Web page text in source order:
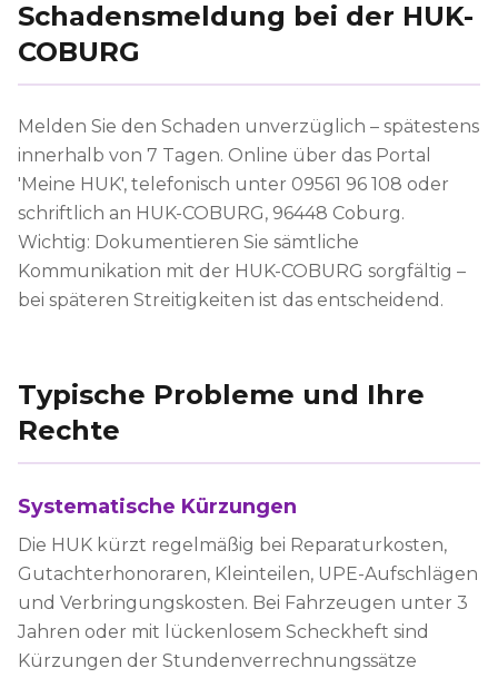
Schadensmeldung bei der HUK-
COBURG
Melden Sie den Schaden unverzüglich – spätestens
innerhalb von 7 Tagen. Online über das Portal
'Meine HUK', telefonisch unter 09561 96 108 oder
schriftlich an HUK-COBURG, 96448 Coburg.
Wichtig: Dokumentieren Sie sämtliche
Kommunikation mit der HUK-COBURG sorgfältig –
bei späteren Streitigkeiten ist das entscheidend.
Typische Probleme und Ihre
Rechte
Systematische Kürzungen
Die HUK kürzt regelmäßig bei Reparaturkosten,
Gutachterhonoraren, Kleinteilen, UPE-Aufschlägen
und Verbringungskosten. Bei Fahrzeugen unter 3
Jahren oder mit lückenlosem Scheckheft sind
Kürzungen der Stundenverrechnungssätze